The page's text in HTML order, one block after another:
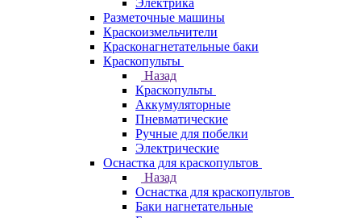
Электрика
Разметочные машины
Краскоизмельчители
Красконагнетательные баки
Краскопульты
Назад
Краскопульты
Аккумуляторные
Пневматические
Ручные для побелки
Электрические
Оснастка для краскопультов
Назад
Оснастка для краскопультов
Баки нагнетательные